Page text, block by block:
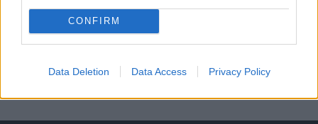
CONFIRM
Data Deletion Data Access Privacy Policy
MÁR ELŐFIZETŐNK VAGY?